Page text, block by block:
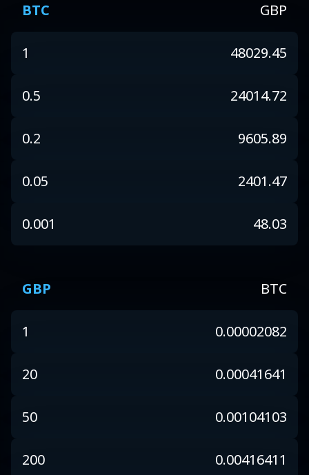
BTC GBP
1 48029.45
0.5 24014.72
0.2 9605.89
0.05 2401.47
0.001 48.03
GBP BTC
1 0.00002082
20 0.00041641
50 0.00104103
200 0.00416411